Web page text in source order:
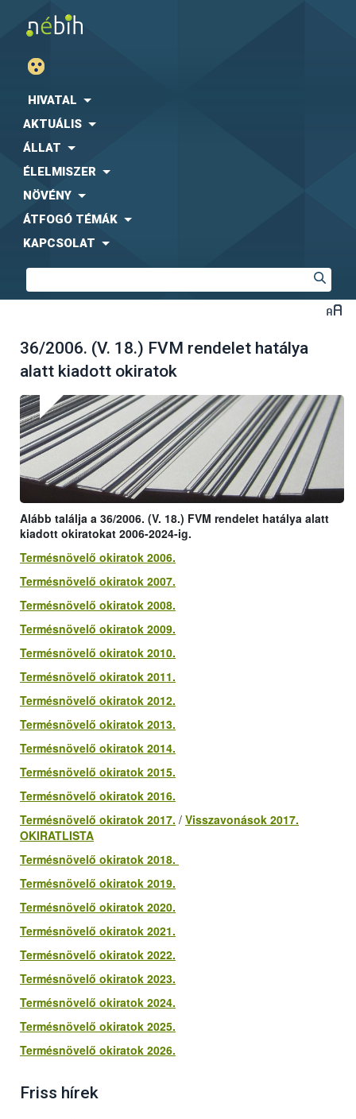
HIVATAL
AKTUÁLIS
ÁLLAT
ÉLELMISZER
NÖVÉNY
ÁTFOGÓ TÉMÁK
KAPCSOLAT
36/2006. (V. 18.) FVM rendelet hatálya
alatt kiadott okiratok
Alább találja a 36/2006. (V. 18.) FVM rendelet hatálya alatt
kiadott okiratokat 2006-2024-ig.
Termésnövelő okiratok 2006.
Termésnövelő okiratok 2007.
Termésnövelő okiratok 2008.
Termésnövelő okiratok 2009.
Termésnövelő okiratok 2010.
Termésnövelő okiratok 2011.
Termésnövelő okiratok 2012.
Termésnövelő okiratok 2013.
Termésnövelő okiratok 2014.
Termésnövelő okiratok 2015.
Termésnövelő okiratok 2016.
Termésnövelő okiratok 2017. / Visszavonások 2017.
OKIRATLISTA
Termésnövelő okiratok 2018.
Termésnövelő okiratok 2019.
Termésnövelő okiratok 2020.
Termésnövelő okiratok 2021.
Termésnövelő okiratok 2022.
Termésnövelő okiratok 2023.
Termésnövelő okiratok 2024.
Termésnövelő okiratok 2025.
Termésnövelő okiratok 2026.
Friss hírek